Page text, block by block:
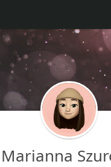
Marianna